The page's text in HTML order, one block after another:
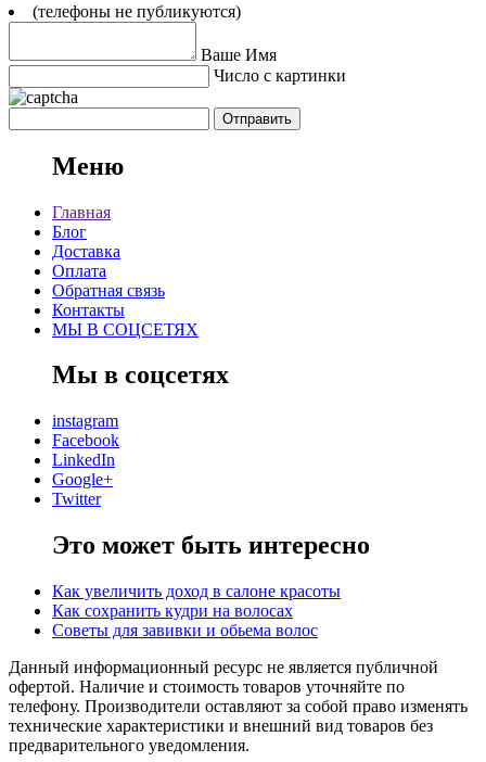
(телефоны не публикуются)
Ваше Имя
Число с картинки
Меню
Главная
Блог
Доставка
Оплата
Обратная связь
Контакты
МЫ В СОЦСЕТЯХ
Мы в соцсетях
instagram
Facebook
LinkedIn
Google+
Twitter
Это может быть интересно
Как увеличить доход в салоне красоты
Как сохранить кудри на волосах
Советы для завивки и обьема волос
Данный информационный ресурс не является публичной
офертой. Наличие и стоимость товаров уточняйте по
телефону. Производители оставляют за собой право изменять
технические характеристики и внешний вид товаров без
предварительного уведомления.